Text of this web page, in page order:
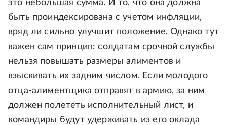
это небольшая сумма. И то, что она должна
быть проиндексирована с учетом инфляции,
вряд ли сильно улучшит положение. Однако тут
важен сам принцип: солдатам срочной службы
нельзя повышать размеры алиментов и
взыскивать их задним числом. Если молодого
отца-алиментщика отправят в армию, за ним
должен полететь исполнительный лист, и
командиры будут удерживать из его оклада